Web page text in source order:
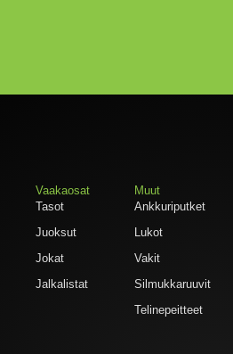
Vaakaosat
Tasot
Juoksut
Jokat
Jalkalistat
Muut
Ankkuriputket
Lukot
Vakit
Silmukkaruuvit
Telinepeitteet